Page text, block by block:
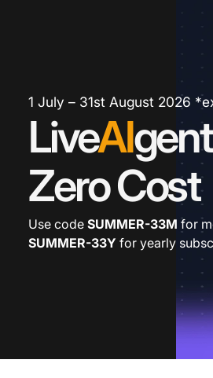
1 July – 31st August 2026
LiveAI
Zero Cost
Use code SUMMER-33M for
SUMMER-33Y for yearly